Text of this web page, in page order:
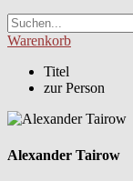
Warenkorb
Titel
zur Person
Alexander Tairow